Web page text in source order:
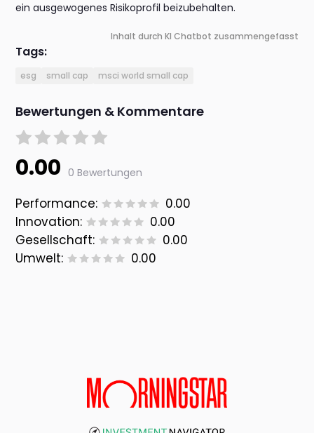
ein ausgewogenes Risikoprofil beizubehalten.
Inhalt durch KI Chatbot zusammengefasst
Tags:
esg small cap msci world small cap
Bewertungen & Kommentare
0.00 0 Bewertungen
Performance:
0.00
Innovation:
0.00
Gesellschaft:
0.00
Umwelt:
0.00